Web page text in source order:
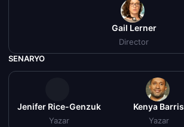
Gail Lerner
Director
SENARYO
Jenifer Rice-Genzuk
Yazar
Kenya Barris
Yazar